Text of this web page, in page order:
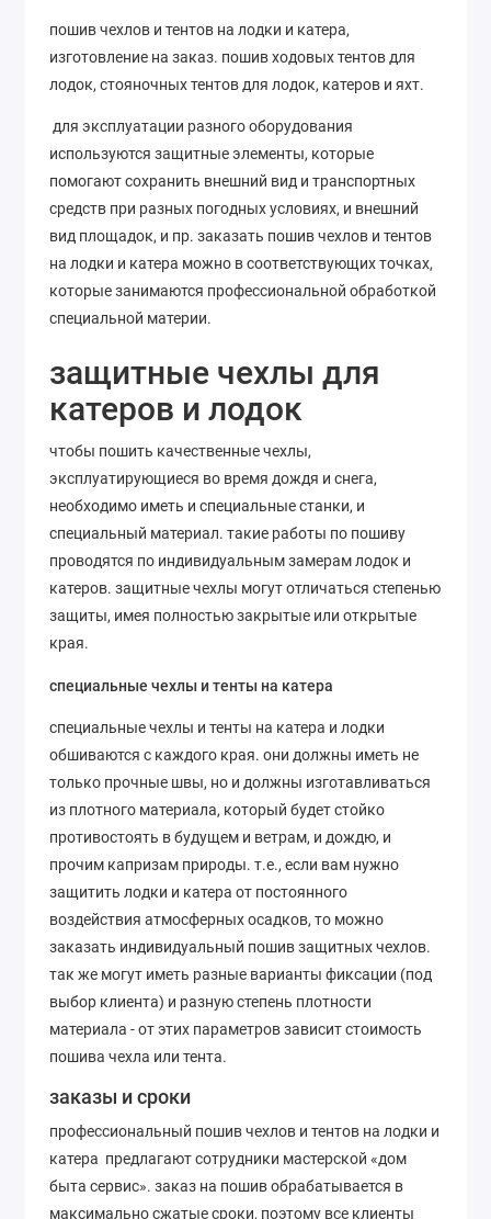
пошив чехлов и тентов на лодки и катера,
изготовление на заказ. пошив ходовых тентов для
лодок, стояночных тентов для лодок, катеров и яхт.
для эксплуатации разного оборудования
используются защитные элементы, которые
помогают сохранить внешний вид и транспортных
средств при разных погодных условиях, и внешний
вид площадок, и пр. заказать пошив чехлов и тентов
на лодки и катера можно в соответствующих точках,
которые занимаются профессиональной обработкой
специальной материи.
защитные чехлы для
катеров и лодок
чтобы пошить качественные чехлы,
эксплуатирующиеся во время дождя и снега,
необходимо иметь и специальные станки, и
специальный материал. такие работы по пошиву
проводятся по индивидуальным замерам лодок и
катеров. защитные чехлы могут отличаться степенью
защиты, имея полностью закрытые или открытые
края.
специальные чехлы и тенты на катера
специальные чехлы и тенты на катера и лодки
обшиваются с каждого края. они должны иметь не
только прочные швы, но и должны изготавливаться
из плотного материала, который будет стойко
противостоять в будущем и ветрам, и дождю, и
прочим капризам природы. т.е., если вам нужно
защитить лодки и катера от постоянного
воздействия атмосферных осадков, то можно
заказать индивидуальный пошив защитных чехлов.
так же могут иметь разные варианты фиксации (под
выбор клиента) и разную степень плотности
материала - от этих параметров зависит стоимость
пошива чехла или тента.
заказы и сроки
профессиональный пошив чехлов и тентов на лодки и
катера предлагают сотрудники мастерской «дом
быта сервис». заказ на пошив обрабатывается в
максимально сжатые сроки, поэтому все клиенты